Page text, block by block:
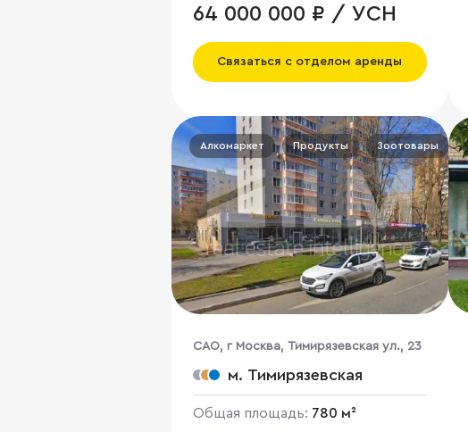
64 000 000 ₽ / УСН
Связаться с отделом аренды
Алкомаркет Продукты Зоотовары
CАО, г Москва, Тимирязевская ул., 23
м. Тимирязевская
Общая площадь: 780 м²